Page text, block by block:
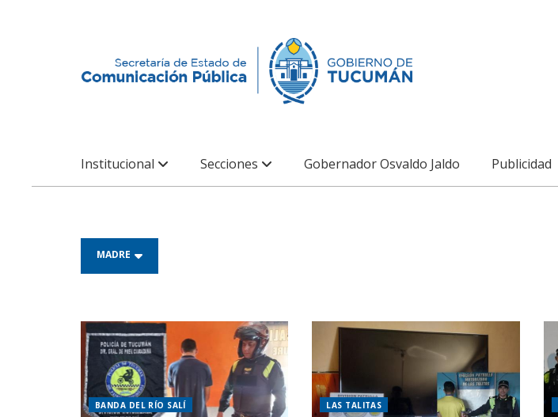
Institucional Secciones Gobernador Osvaldo Jaldo Publicidad
MADRE
BANDA DEL RÍO SALÍ LAS TALITAS